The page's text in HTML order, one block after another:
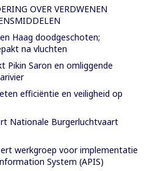
OVER VERDWENEN
Haag doodgeschoten;
na vluchten
Pikin Saron en omliggende
efficiëntie en veiligheid op
Nationale Burgerluchtvaart
werkgroep voor implementatie
System (APIS)